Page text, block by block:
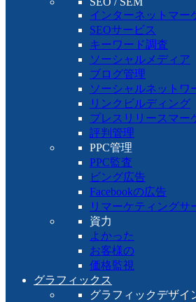
インターネットマー
SEOサービス
キーワード調査
ソーシャルメディア
ブログ管理
ソーシャルネットワ
リンクビルディング
プレスリリースマー
評判管理
PPC管理
PPC監査
ビング広告
Facebookの広告
リマーケティングサ
資力
よかった
お客様の
価格監視
グラフィックス
グラフィックデザイ